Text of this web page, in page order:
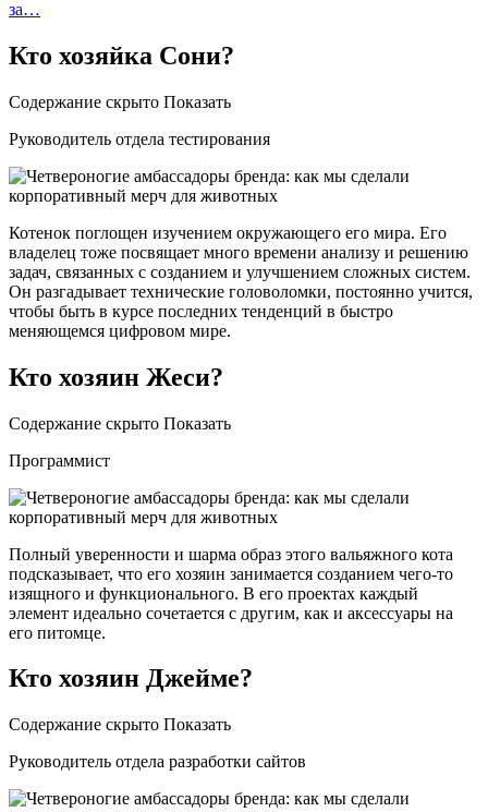
за…
Кто хозяйка Сони?
Содержание скрыто Показать
Руководитель отдела тестирования
Котенок поглощен изучением окружающего его мира. Его
владелец тоже посвящает много времени анализу и решению
задач, связанных с созданием и улучшением сложных систем.
Он разгадывает технические головоломки, постоянно учится,
чтобы быть в курсе последних тенденций в быстро
меняющемся цифровом мире.
Кто хозяин Жеси?
Содержание скрыто Показать
Программист
Полный уверенности и шарма образ этого вальяжного кота
подсказывает, что его хозяин занимается созданием чего-то
изящного и функционального. В его проектах каждый
элемент идеально сочетается с другим, как и аксессуары на
его питомце.
Кто хозяин Джейме?
Содержание скрыто Показать
Руководитель отдела разработки сайтов